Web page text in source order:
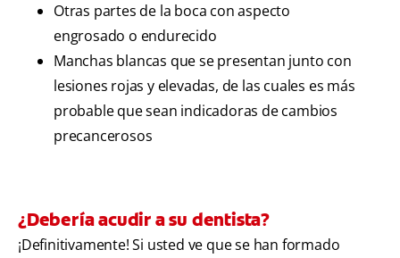
Otras partes de la boca con aspecto
engrosado o endurecido
Manchas blancas que se presentan junto con
lesiones rojas y elevadas, de las cuales es más
probable que sean indicadoras de cambios
precancerosos
¿Debería acudir a su dentista?
¡Definitivamente! Si usted ve que se han formado